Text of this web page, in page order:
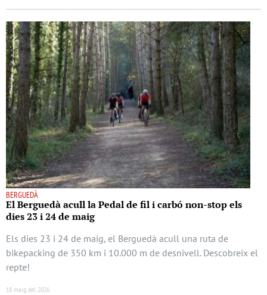
BERGUEDÀ
El Berguedà acull la Pedal de fil i carbó non-stop els
dies 23 i 24 de maig
Els dies 23 i 24 de maig, el Berguedà acull una ruta de
bikepacking de 350 km i 10.000 m de desnivell. Descobreix el
repte!
18 maig del 2026